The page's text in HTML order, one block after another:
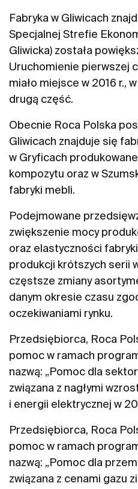
Fabryka w Gliwicach
Specjalnej Strefie
Gliwicka) została
Uruchomienie pierwszej
miało miejsce w 2016 r.,
drugą część.
Obecnie Roca Polska
Gliwicach znajduje się
w Gryficach
kompozytu oraz w
fabryki mebli.
Podejmowane
zwiększenie mocy
oraz elastyczności
produkcji krótszych serii
częstsze zmiany
danym okresie
oczekiwaniami rynku.
Przedsiębiorca, Roca
pomoc w ramach
nazwą: „Pomoc dla
związana z nagłymi
i energii elektrycznej w
Przedsiębiorca, Roca
pomoc w ramach
nazwą: „Pomoc dla
związana z cenami gazu